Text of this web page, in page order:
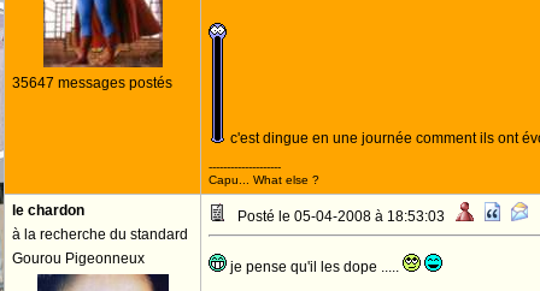
35647 messages postés
c'est dingue en une journée comment ils ont
--------------------
Capu... What else ?
le chardon
à la recherche du standard
Gourou Pigeonneux
Posté le 05-04-2008 à 18:53:03
je pense qu'il les dope .....